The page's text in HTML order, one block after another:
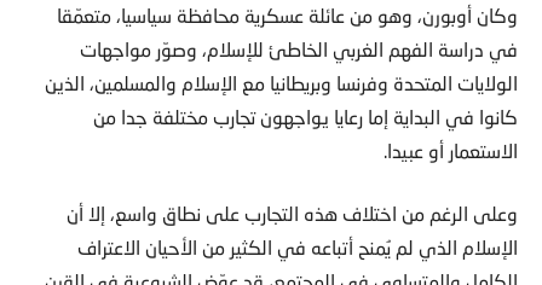
وكان أوبورن، وهو من عائلة عسكرية محافظة سياسيا، متعمّقا
في دراسة الفهم الغربي الخاطئ للإسلام، وصوّر مواجهات
الولايات المتحدة وفرنسا وبريطانيا مع الإسلام والمسلمين، الذين
كانوا في البداية إما رعايا يواجهون تجارب مختلفة جدا من
الاستعمار أو عبيدا.
وعلى الرغم من اختلاف هذه التجارب على نطاق واسع، إلا أن
الإسلام الذي لم يُمنح أتباعه في الكثير من الأحيان الاعتراف